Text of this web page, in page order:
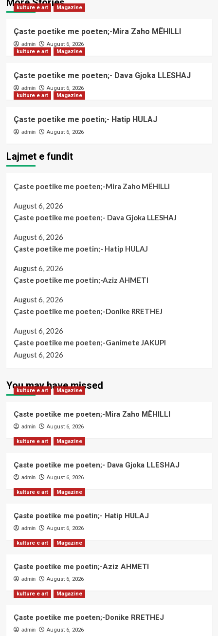
More Stories
kulture e art Magazine
Çaste poetike me poeten;-Mira Zaho MËHILLI
admin
August 6, 2026
kulture e art
Magazine
Çaste poetike me poeten;- Dava Gjoka LLESHAJ
admin
August 6, 2026
kulture e art
Magazine
Çaste poetike me poetin;- Hatip HULAJ
admin August 6, 2026
Lajmet e fundit
Çaste poetike me poeten;-Mira Zaho MËHILLI
August 6, 2026
Çaste poetike me poeten;- Dava Gjoka LLESHAJ
August 6, 2026
Çaste poetike me poetin;- Hatip HULAJ
August 6, 2026
Çaste poetike me poetin;-Aziz AHMETI
August 6, 2026
Çaste poetike me poeten;-Donike RRETHEJ
August 6, 2026
Çaste poetike me poeten;-Ganimete JAKUPI
August 6, 2026
You may have missed
kulture e art Magazine
Çaste poetike me poeten;-Mira Zaho MËHILLI
admin August 6, 2026
kulture e art Magazine
Çaste poetike me poeten;- Dava Gjoka LLESHAJ
admin August 6, 2026
kulture e art Magazine
Çaste poetike me poetin;- Hatip HULAJ
admin August 6, 2026
kulture e art Magazine
Çaste poetike me poetin;-Aziz AHMETI
admin August 6, 2026
kulture e art Magazine
Çaste poetike me poeten;-Donike RRETHEJ
admin August 6, 2026